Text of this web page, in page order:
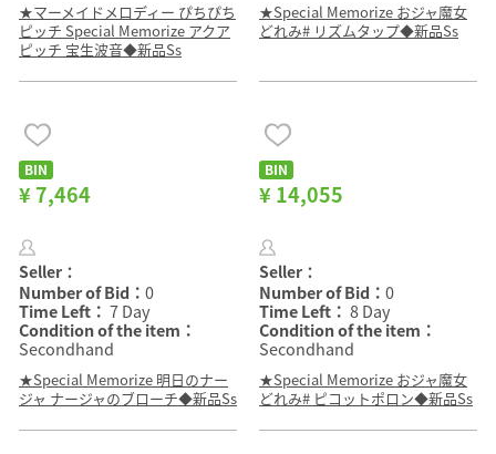
★マーメイドメロディー ぴちぴち
ピッチ Special Memorize アクア
ピッチ 宝生波音◆新品Ss
★Special Memorize おジャ魔女
どれみ# リズムタップ◆新品Ss
BIN
¥ 7,464
Seller：
Number of Bid： 0
Time Left： 7 Day
Condition of the item：
Secondhand
★Special Memorize 明日のナー
ジャ ナージャのブローチ◆新品Ss
BIN
¥ 14,055
Seller：
Number of Bid： 0
Time Left： 8 Day
Condition of the item：
Secondhand
★Special Memorize おジャ魔女
どれみ# ピコットポロン◆新品Ss